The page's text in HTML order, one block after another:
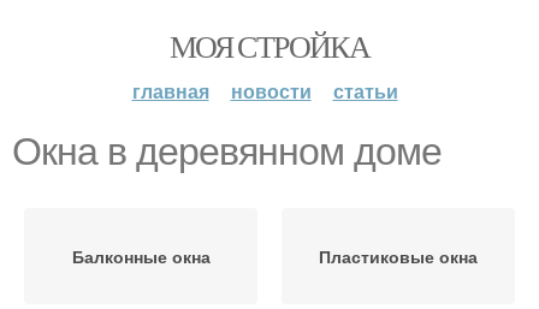
МОЯ СТРОЙКА
главная новости статьи
Окна в деревянном доме
Балконные окна Пластиковые окна